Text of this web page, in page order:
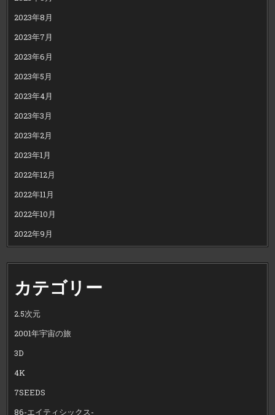
2023年8月
2023年7月
2023年6月
2023年5月
2023年4月
2023年3月
2023年2月
2023年1月
2022年12月
2022年11月
2022年10月
2022年9月
カテゴリー
2.5次元
2001年宇宙の旅
3D
4K
7SEEDS
86-エイティシックス-